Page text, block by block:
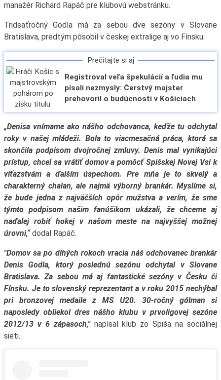
manažér Richard Rapáč pre klubovú webstránku.
Tridsaťročný Godla má za sebou dve sezóny v Slovane
Bratislava, predtým pôsobil v českej extralige aj vo Fínsku.
Prečítajte si aj
Registroval veľa špekulácií a ľudia mu
písali nezmysly: Čerstvý majster
prehovoril o budúcnosti v Košiciach
„Denisa vnímame ako nášho odchovanca, keďže tu odchytal
roky v našej mládeži. Bola to viacmesačná práca, ktorá sa
skončila podpisom dvojročnej zmluvy. Denis mal vynikajúci
prístup, chcel sa vrátiť domov a pomôcť Spišskej Novej Vsi k
víťazstvám a ďalším úspechom. Pre mňa je to skvelý a
charakterný chalan, ale najmä výborný brankár. Myslíme si,
že bude jedna z najväčších opôr mužstva a verím, že sme
týmto podpisom našim fanúšikom ukázali, že chceme aj
naďalej robiť hokej v našom meste na najvyššej možnej
úrovni,“dodal Rapáč.
"Domov sa po dlhých rokoch vracia náš odchovanec brankár
Denis Godla, ktorý poslednú sezónu odchytal v Slovane
Bratislava. Za sebou má aj fantastické sezóny v Česku či
Fínsku. Je to slovenský reprezentant a v roku 2015 nechýbal
pri bronzovej medaile z MS U20. 30-ročný gólman si
naposledy obliekol dres nášho klubu v prvoligovej sezóne
2012/13 v 6 zápasoch,"napísal klub zo Spiša na sociálnej
sieti.